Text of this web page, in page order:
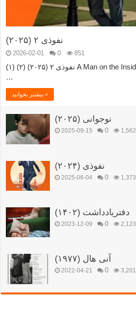
نفوذی ۲ (۲۰۲۵)
2026-02-01 0 851
نفوذی ۲ (۲۰۲۵) (۲) (۱) A Man on the Inside 2 (2025) خالقِ قصه و
…
بیشتر بخوانید »
نوجوانی (۲۰۲۵)
2025-09-15 0 1,562
نفوذی (۲۰۲۴)
2025-06-04 0 1,373
دفتریادداشت (۱۴۰۲)
2023-12-09 0 2,123
آنی هال (۱۹۷۷)
2022-04-21 0 3,201